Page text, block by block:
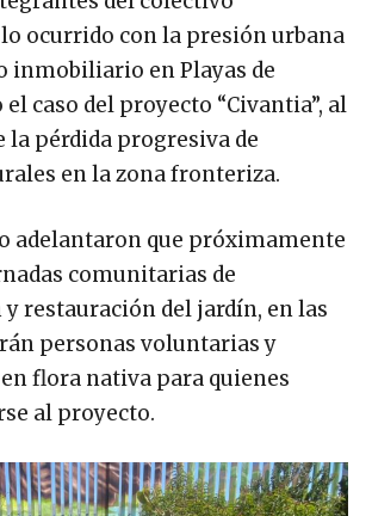
ocurrido con la presión urbana
inmobiliario en Playas de
caso del proyecto “Civantia”, al
la pérdida progresiva de
en la zona fronteriza.
adelantaron que próximamente
comunitarias de
restauración del jardín, en las
personas voluntarias y
flora nativa para quienes
al proyecto.